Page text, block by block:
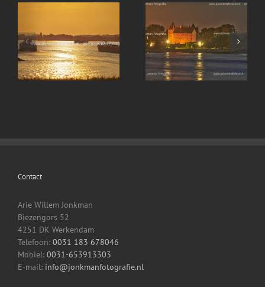
Loevestein met
opgaande maan
Diekirch proefvaart
vorige week op het
vuile gat in opdracht
gefotografeerd voor
Alpinist SA
Contact
Arie Willem Jonkman
Biezengors 52
4251 DK Werkendam
Telefoon: 0031 183 678046
Mobiel: 0031-653913303
E-mail: info@jonkmanfotografie.nl